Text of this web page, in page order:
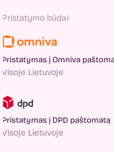
Pristatymo būdai:
Pristatymas į Omniva
Visoje Lietuvoje
Pristatymas į DPD paštomatą
Visoje Lietuvoje